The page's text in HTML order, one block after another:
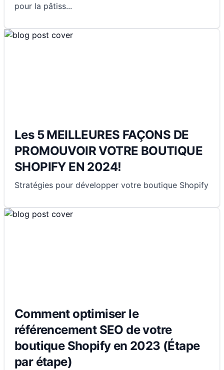
pour la pâtiss...
Les 5 MEILLEURES FAÇONS DE
PROMOUVOIR VOTRE BOUTIQUE
SHOPIFY EN 2024!
Stratégies pour développer votre boutique Shopify
Comment optimiser le
référencement SEO de votre
boutique Shopify en 2023 (Étape
par étape)